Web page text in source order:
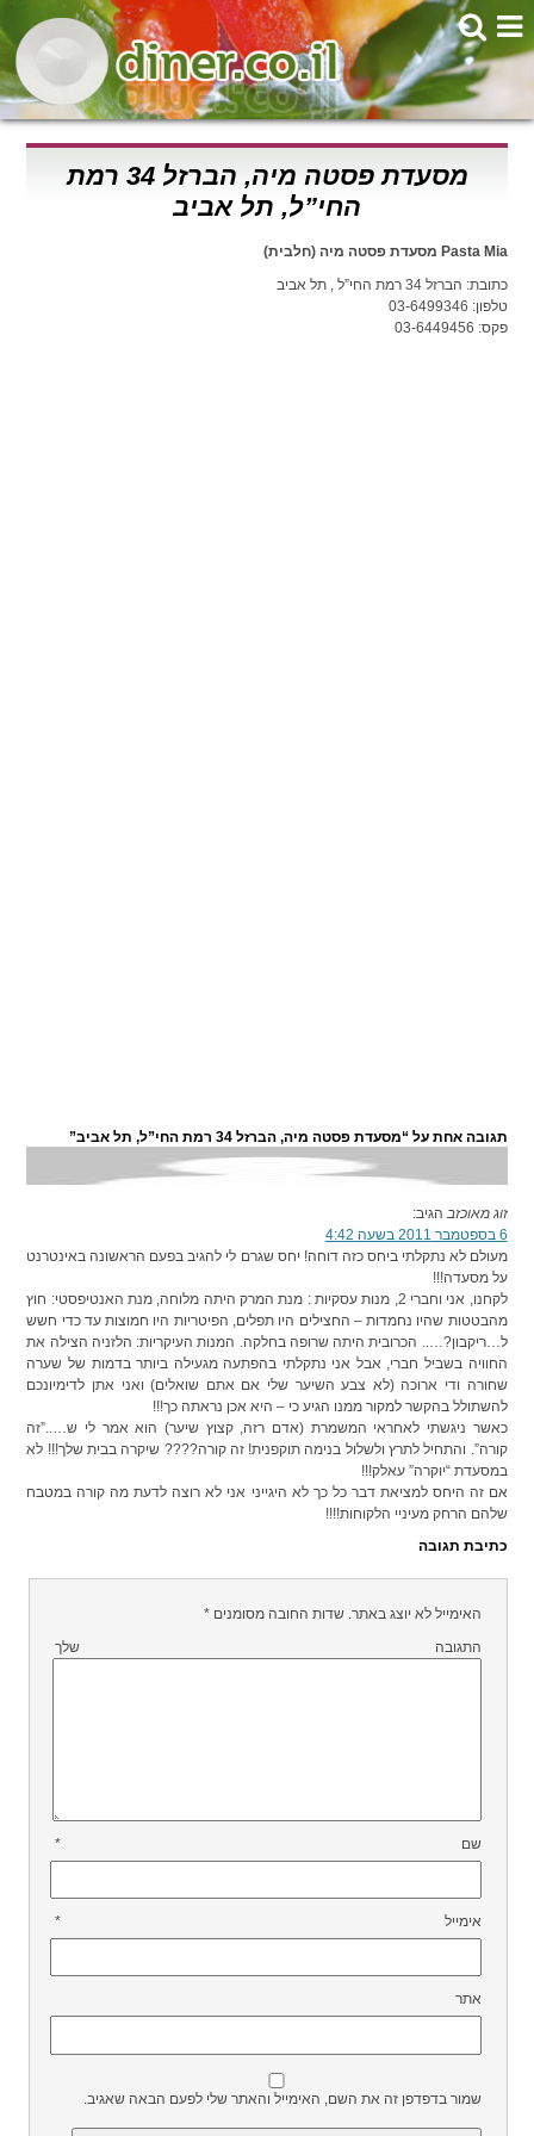
מסעדת פסטה מיה, הברזל 34 רמת
החי”ל, תל אביב
Pasta Mia מסעדת פסטה מיה (חלבית)
כתובת: הברזל 34 רמת החי”ל , תל אביב
טלפון: 03-6499346
פקס: 03-6449456
תגובה אחת על “מסעדת פסטה מיה, הברזל 34 רמת החי”ל, תל אביב”
זוג מאוכזב הגיב:
6 בספטמבר 2011 בשעה 4:42
מעולם לא נתקלתי ביחס כזה דוחה! יחס שגרם לי להגיב בפעם הראשונה באינטרנט
על מסעדה!!!
לקחנו, אני וחברי 2, מנות עסקיות : מנת המרק היתה מלוחה, מנת האנטיפסטי: חוץ
מהבטטות שהיו נחמדות – החצילים היו תפלים, הפיטריות היו חמוצות עד כדי חשש
ל…ריקבון?….. הכרובית היתה שרופה בחלקה. המנות העיקריות: הלזניה הצילה את
החוויה בשביל חברי, אבל אני נתקלתי בהפתעה מגעילה ביותר בדמות של שערה
שחורה ודי ארוכה (לא צבע השיער שלי אם אתם שואלים) ואני אתן לדימיונכם
להשתולל בהקשר למקור ממנו הגיע כי – היא אכן נראתה כך!!!
כאשר ניגשתי לאחראי המשמרת (אדם רזה, קצוץ שיער) הוא אמר לי ש…..”זה
קורה”. והתחיל לתרץ ולשלול בנימה תוקפנית! זה קורה???? שיקרה בבית שלך!!! לא
במסעדת “יוקרה” עאלק!!!
אם זה היחס למציאת דבר כל כך לא היגייני אני לא רוצה לדעת מה קורה במטבח
שלהם הרחק מעיניי הלקוחות!!!!
כתיבת תגובה
האימייל לא יוצג באתר. שדות החובה מסומנים *
התגובה שלך
שם*
אימייל*
אתר
שמור בדפדפן זה את השם, האימייל והאתר שלי לפעם הבאה שאגיב.